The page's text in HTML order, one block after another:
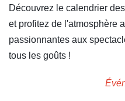
Découvrez le calendrier
et profitez de l'atmosphère
passionnantes aux
tous les goûts !